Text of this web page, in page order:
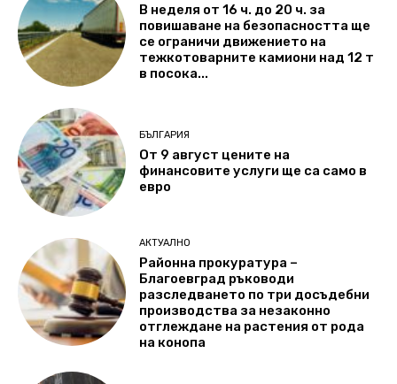
В неделя от 16 ч. до 20 ч. за
повишаване на безопасността ще
се ограничи движението на
тежкотоварните камиони над 12 т
в посока...
БЪЛГАРИЯ
От 9 август цените на
финансовите услуги ще са само в
евро
АКТУАЛНО
Районна прокуратура –
Благоевград ръководи
разследването по три досъдебни
производства за незаконно
отглеждане на растения от рода
на конопа